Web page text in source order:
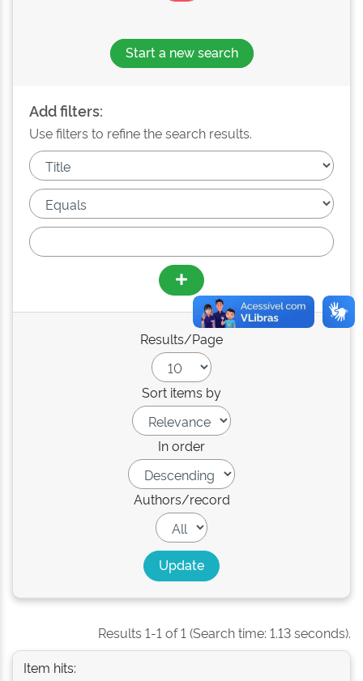
Start a new search
Add filters:
Use filters to refine the search results.
Results/Page
Sort items by
In order
Authors/record
Results 1-1 of 1 (Search time: 1.13 seconds).
Item hits: